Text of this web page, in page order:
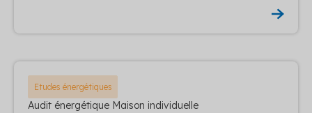
Etudes énergétiques
Audit énergétique Maison individuelle